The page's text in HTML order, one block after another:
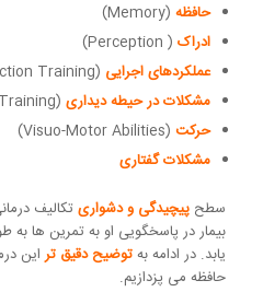
حافظه(Memory)
ادراک ( Perception)
عملکردهای اجرایی (Executive Function Training)
مشکلات در حیطه دیداری(Visual Field Training)
حرکت (Visuo-Motor Abilities)
مشکلات گفتاری
سطح پیچیدگی و دشواریتکالیف
بیمار در پاسخگویی او به تمرین ها
یابد. در ادامه بهتوضیح دقیق تراین
حافظه می پزدازیم.